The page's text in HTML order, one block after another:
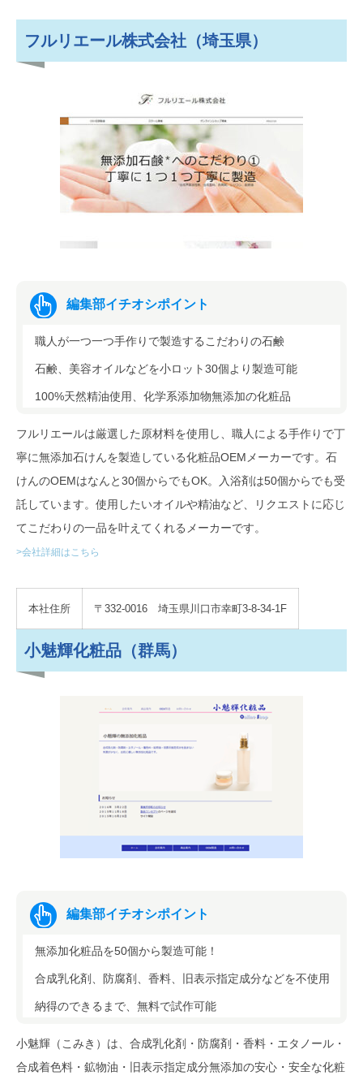
フルリエール株式会社（埼玉県）
編集部イチオシポイント
職人が一つ一つ手作りで製造するこだわりの石鹸
石鹸、美容オイルなどを小ロット30個より製造可能
100%天然精油使用、化学系添加物無添加の化粧品
フルリエールは厳選した原材料を使用し、職人による手作りで丁
寧に無添加石けんを製造している化粧品OEMメーカーです。石
けんのOEMはなんと30個からでもOK。入浴剤は50個からでも受
託しています。使用したいオイルや精油など、リクエストに応じ
てこだわりの一品を叶えてくれるメーカーです。
>会社詳細はこちら
本社住所 〒332-0016 埼玉県川口市幸町3-8-34-1F
小魅輝化粧品（群馬）
編集部イチオシポイント
無添加化粧品を50個から製造可能！
合成乳化剤、防腐剤、香料、旧表示指定成分などを不使用
納得のできるまで、無料で試作可能
小魅輝（こみき）は、合成乳化剤・防腐剤・香料・エタノール・
合成着色料・鉱物油・旧表示指定成分無添加の安心・安全な化粧